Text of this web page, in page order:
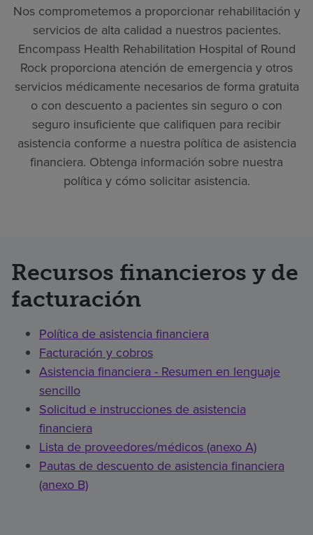
Nos comprometemos a proporcionar rehabilitación y
servicios de alta calidad a nuestros pacientes.
Encompass Health Rehabilitation Hospital of Round
Rock proporciona atención de emergencia y otros
servicios médicamente necesarios de forma gratuita
o con descuento a pacientes sin seguro o con
seguro insuficiente que califiquen para recibir
asistencia conforme a nuestra política de asistencia
financiera. Obtenga información sobre nuestra
política y cómo solicitar asistencia.
Recursos financieros y de
facturación
Política de asistencia financiera
Facturación y cobros
Asistencia financiera - Resumen en lenguaje
sencillo
Solicitud e instrucciones de asistencia
financiera
Lista de proveedores/médicos (anexo A)
Pautas de descuento de asistencia financiera
(anexo B)